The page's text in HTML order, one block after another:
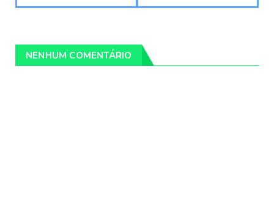
NENHUM COMENTÁRIO